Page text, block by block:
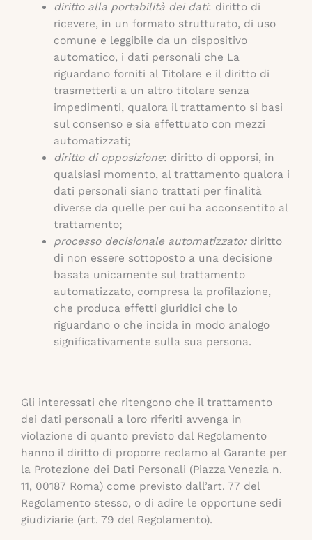
diritto alla portabilità dei dati: diritto di
ricevere, in un formato strutturato, di uso
comune e leggibile da un dispositivo
automatico, i dati personali che La
riguardano forniti al Titolare e il diritto di
trasmetterli a un altro titolare senza
impedimenti, qualora il trattamento si basi
sul consenso e sia effettuato con mezzi
automatizzati;
diritto di opposizione: diritto di opporsi, in
qualsiasi momento, al trattamento qualora i
dati personali siano trattati per finalità
diverse da quelle per cui ha acconsentito al
trattamento;
processo decisionale automatizzato:diritto
di non essere sottoposto a una decisione
basata unicamente sul trattamento
automatizzato, compresa la profilazione,
che produca effetti giuridici che lo
riguardano o che incida in modo analogo
significativamente sulla sua persona.
Gli interessati che ritengono che il trattamento
dei dati personali a loro riferiti avvenga in
violazione di quanto previsto dal Regolamento
hanno il diritto di proporre reclamo al Garante per
la Protezione dei Dati Personali (Piazza Venezia n.
11, 00187 Roma) come previsto dall’art. 77 del
Regolamento stesso, o di adire le opportune sedi
giudiziarie (art. 79 del Regolamento).